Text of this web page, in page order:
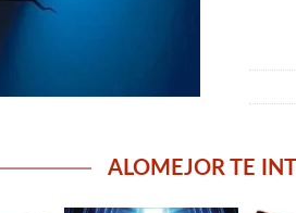
ALOMEJOR TE